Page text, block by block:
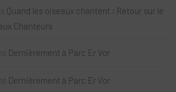
Quand les oiseaux chantent : Retour sur le
Chanteurs
Dernièrement à Parc Er Vor
Dernièrement à Parc Er Vor